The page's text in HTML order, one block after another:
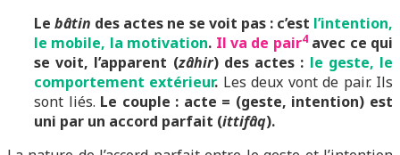
Lebâtin des actes ne se voit pas : c’est l’intention,
le mobile, la motivation. Il va de pair4avec ce qui
se voit, l’apparent (zâhir) des actes : le geste, le
comportement extérieur. Les deux vont de pair. Ils
sont liés. Le couple : acte = (geste, intention) est
uni par un accord parfait (ittifâq).